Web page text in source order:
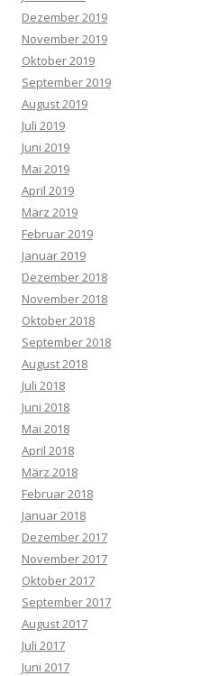
Dezember 2019
November 2019
Oktober 2019
September 2019
August 2019
Juli 2019
Juni 2019
Mai 2019
April 2019
März 2019
Februar 2019
Januar 2019
Dezember 2018
November 2018
Oktober 2018
September 2018
August 2018
Juli 2018
Juni 2018
Mai 2018
April 2018
März 2018
Februar 2018
Januar 2018
Dezember 2017
November 2017
Oktober 2017
September 2017
August 2017
Juli 2017
Juni 2017